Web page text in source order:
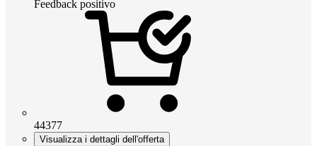
Feedback positivo
44377
Visualizza i dettagli dell'offerta